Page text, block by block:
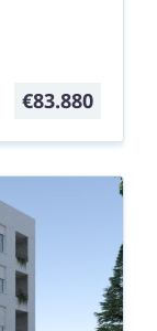
€83.880